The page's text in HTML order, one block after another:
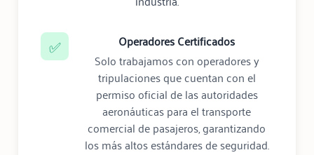
✅
Operadores Certificados
Solo trabajamos con operadores y
tripulaciones que cuentan con el
permiso oficial de las autoridades
aeronáuticas para el transporte
comercial de pasajeros, garantizando
los más altos estándares de seguridad.